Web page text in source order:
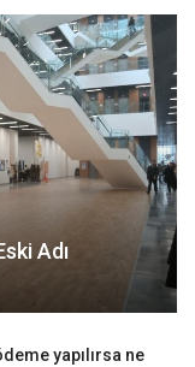
Adı
yapılırsa ne